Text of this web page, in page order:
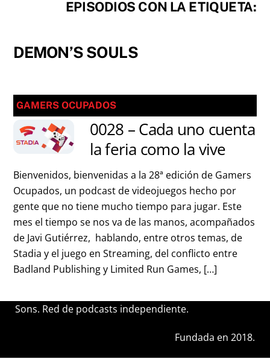
EPISODIOS CON LA ETIQUETA:
DEMON’S SOULS
GAMERS OCUPADOS
0028 – Cada uno cuenta
la feria como la vive
Bienvenidos, bienvenidas a la 28ª edición de Gamers
Ocupados, un podcast de videojuegos hecho por
gente que no tiene mucho tiempo para jugar. Este
mes el tiempo se nos va de las manos, acompañados
de Javi Gutiérrez, hablando, entre otros temas, de
Stadia y el juego en Streaming, del conflicto entre
Badland Publishing y Limited Run Games, […]
Sons. Red de podcasts independiente.
Fundada en 2018.